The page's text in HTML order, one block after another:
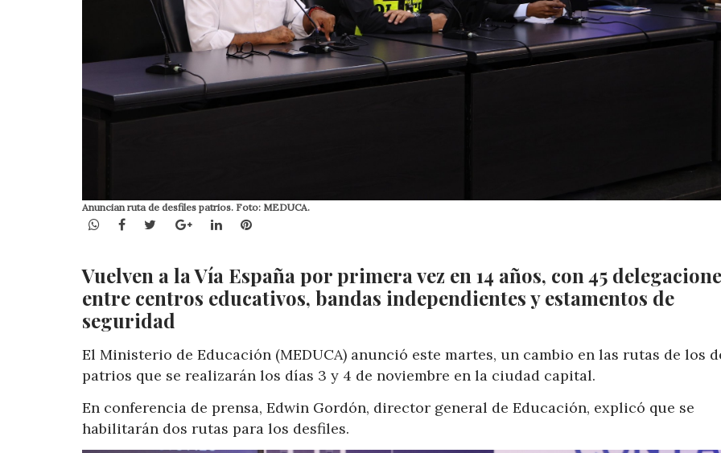
Anuncian ruta de desfiles patrios. Foto: MEDUCA.
WhatsApp
Facebook
TwitterGoogle+LinkedInPinterest
Vuelven a la Vía España por primera vez en 14 años, con 45
entre centros educativos, bandas independientes y estamentos de
seguridad
El Ministerio de Educación (MEDUCA) anunció este martes, un cambio en las rutas de los
patrios que se realizarán los días 3 y 4 de noviembre en la ciudad capital.
En conferencia de prensa, Edwin Gordón, director general de Educación, explicó que se
habilitarán dos rutas para los desfiles.